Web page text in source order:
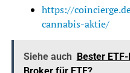
https://
cannabis-aktie/
Siehe auch Bester